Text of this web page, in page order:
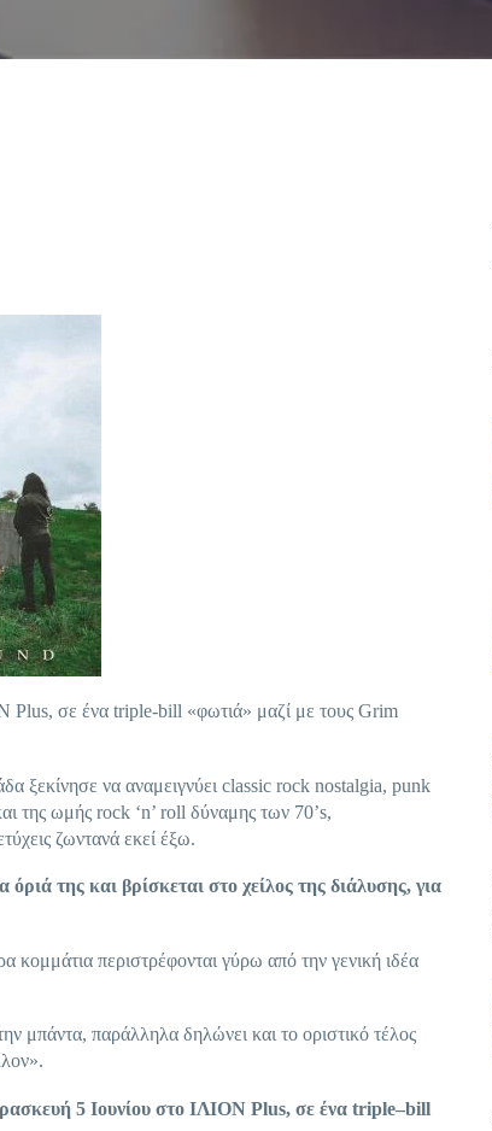
Plus, σε ένα triple-bill «φωτιά» μαζί με τους Grim
ξεκίνησε να αναμειγνύει classic rock nostalgia, punk
της ωμής rock ‘n’ roll δύναμης των 70’s,
ζωντανά εκεί έξω.
όριά της και βρίσκεται στο χείλος της διάλυσης, για
κομμάτια περιστρέφονται γύρω από την γενική ιδέα
μπάντα, παράλληλα δηλώνει και το οριστικό τέλος
5 Ιουνίου στο ΙΛΙΟΝ Plus, σε ένα triple–bill